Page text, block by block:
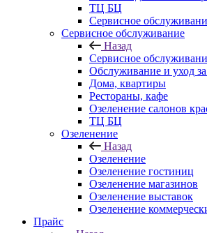
ТЦ БЦ
Сервисное
Сервисное обслуживание
Назад
Сервисное
Обслуживание и уход
Дома, квартиры
Рестораны, кафе
Озеленение салонов
ТЦ БЦ
Озеленение
Назад
Озеленение
Озеленение гостиниц
Озеленение магазинов
Озеленение выставок
Озеленение
Прайс